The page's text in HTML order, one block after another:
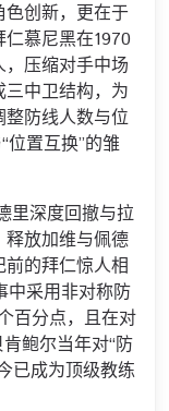
创新，更在于
慕尼黑在1970
压缩对手中场
中卫结构，为
防线人数与位
位置互换”的雏
里深度回撤与拉
放加维与佩德
的拜仁惊人相
中采用非对称防
百分点，且在对
鲍尔当年对“防
已成为顶级教练